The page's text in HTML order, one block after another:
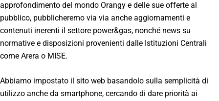
approfondimento del mondo Orangy e delle sue offerte al
pubblico, pubblicheremo via via anche aggiornamenti e
contenuti inerenti il settore power&gas, nonché news su
normative e disposizioni provenienti dalle Istituzioni Centrali
come Arera o MISE.
Abbiamo impostato il sito web basandolo sulla semplicità di
utilizzo anche da smartphone, cercando di dare priorità ai